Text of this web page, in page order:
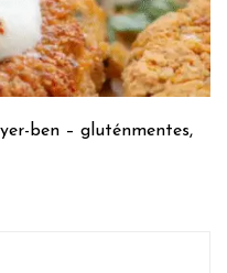
ben – gluténmentes,